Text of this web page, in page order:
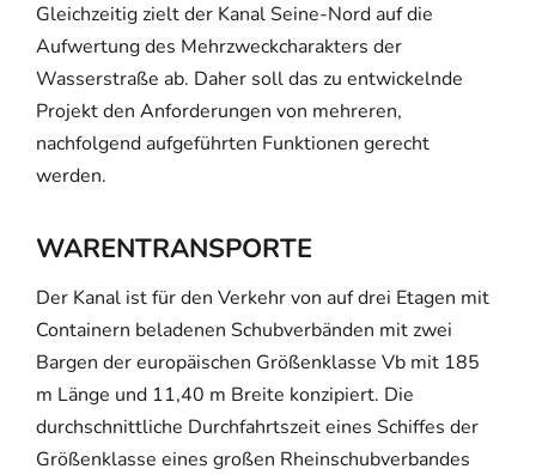
Gleichzeitig zielt der Kanal Seine-Nord auf die
Aufwertung des Mehrzweckcharakters der
Wasserstraße ab. Daher soll das zu entwickelnde
Projekt den Anforderungen von mehreren,
nachfolgend aufgeführten Funktionen gerecht
werden.
WARENTRANSPORTE
Der Kanal ist für den Verkehr von auf drei Etagen mit
Containern beladenen Schubverbänden mit zwei
Bargen der europäischen Größenklasse Vb mit 185
m Länge und 11,40 m Breite konzipiert. Die
durchschnittliche Durchfahrtszeit eines Schiffes der
Größenklasse eines großen Rheinschubverbandes